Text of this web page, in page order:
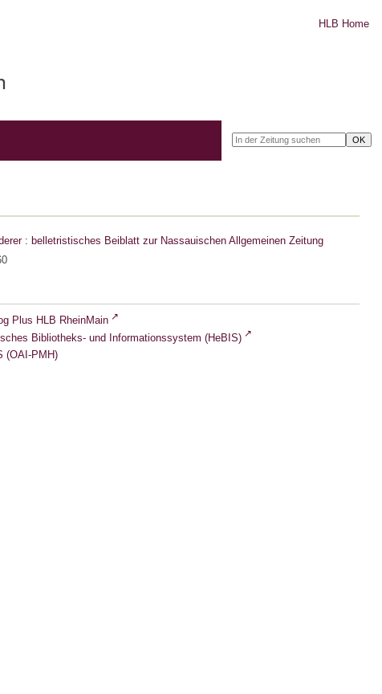
HLB Home
: belletristisches Beiblatt zur Nassauischen Allgemeinen Zeitung
Plus HLB RheinMain
Bibliotheks- und Informationssystem (HeBIS)
(OAI-PMH)